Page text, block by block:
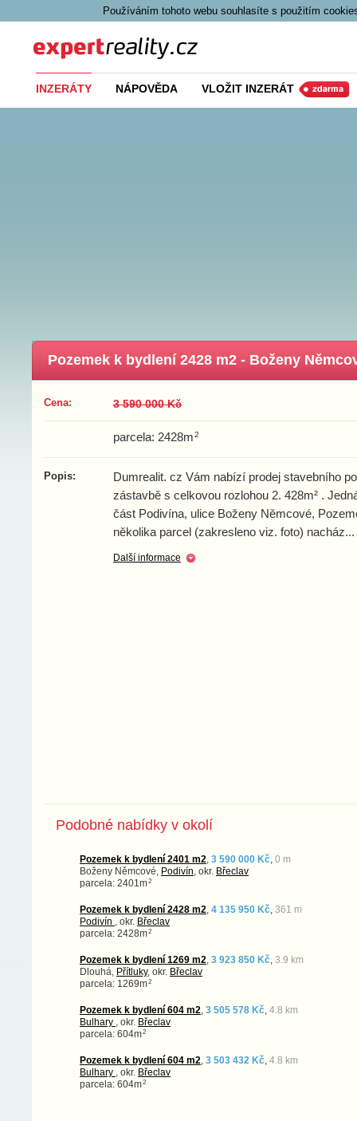
Používáním tohoto webu souhlasíte s použitím
INZERÁTY NÁPOVĚDA VLOŽIT INZERÁT
Pozemek k bydlení 2428 m2 - Boženy
Cena: 3 590 000 Kč
parcela: 2428m2
Popis:
Dumrealit. cz Vám nabízí prodej stavebního
zástavbě s celkovou rozlohou 2. 428m² .
část Podivína, ulice Boženy Němcové,
několika parcel (zakresleno viz. foto) nacház...
Další informace
Podobné nabídky v okolí
Pozemek k bydlení 2401 m2 3 590 000 Kč 0 m
Boženy Němcové, Podivín , okr. Břeclav
parcela: 2401m2
Pozemek k bydlení 2428 m2 4 135 950 Kč 361 m
Podivín
, okr. Břeclav
parcela: 2428m2
Pozemek k bydlení 1269 m2 3 923 850 Kč 3.9 km
Dlouhá, Přítluky, okr. Břeclav
parcela: 1269m2
Pozemek k bydlení 604 m2 3 505 578 Kč 4.8 km
Bulhary
, okr. Břeclav
parcela: 604m2
Pozemek k bydlení 604 m2 3 503 432 Kč 4.8 km
Bulhary
, okr. Břeclav
parcela: 604m2